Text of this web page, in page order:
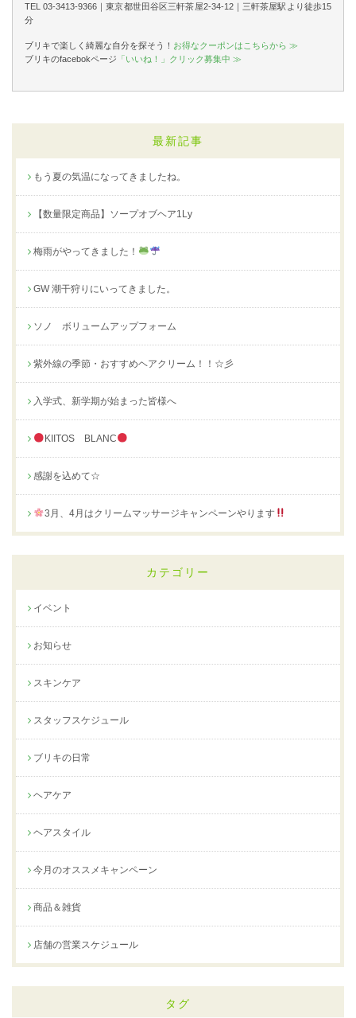
TEL 03-3413-9366｜東京都世田谷区三軒茶屋2-34-12｜三軒茶屋駅より徒歩15
分
ブリキで楽しく綺麗な自分を探そう！ お得なクーポンはこちらから ≫
ブリキのfacebokページ 「いいね！」クリック募集中 ≫
最新記事
もう夏の気温になってきましたね。
【数量限定商品】ソープオブヘア1Ly
梅雨がやってきました！
GW 潮干狩りにいってきました。
ソノ ボリュームアップフォーム
紫外線の季節・おすすめヘアクリーム！！☆彡
入学式、新学期が始まった皆様へ
KIITOS BLANC
感謝を込めて☆
3月、4月はクリームマッサージキャンペーンやります
カテゴリー
イベント
お知らせ
スキンケア
スタッフスケジュール
ブリキの日常
ヘアケア
ヘアスタイル
今月のオススメキャンペーン
商品＆雑貨
店舗の営業スケジュール
タグ